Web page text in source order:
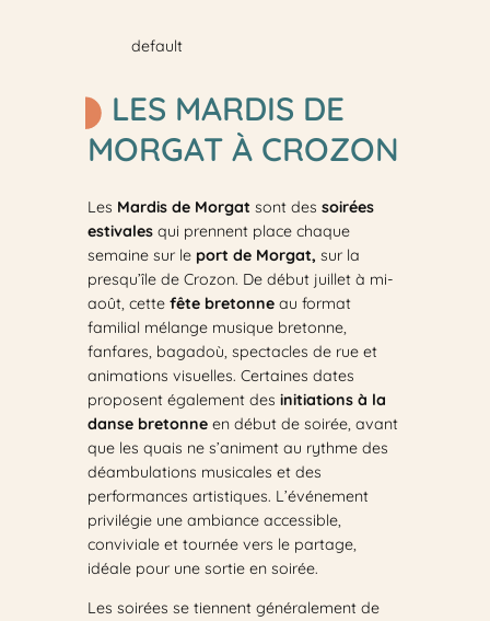
default
LES MARDIS DE
MORGAT À CROZON
Les Mardis de Morgat sont des soirées
estivalesqui prennent place chaque
semaine sur le port de Morgat, sur la
presqu’île de Crozon. De début juillet à mi-
août, cette fête bretonneau format
familial mélange musique bretonne,
fanfares, bagadoù, spectacles de rue et
animations visuelles. Certaines dates
proposent également des initiations à la
danse bretonneen début de soirée, avant
que les quais ne s’animent au rythme des
déambulations musicales et des
performances artistiques. L’événement
privilégie une ambiance accessible,
conviviale et tournée vers le partage,
idéale pour une sortie en soirée.
Les soirées se tiennent généralement de